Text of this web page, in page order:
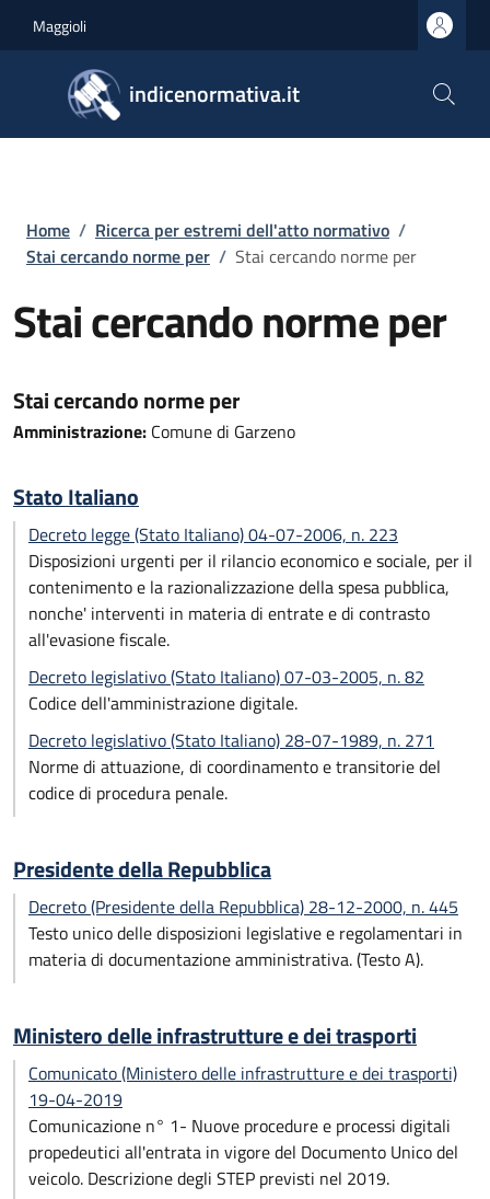
Maggioli
indicenormativa.it
Briciole di pane
Home / Ricerca per estremi dell'atto normativo /
Stai cercando norme per / Stai cercando norme per
Stai cercando norme per
Stai cercando norme per
Amministrazione: Comune di Garzeno
Stato Italiano
Decreto legge (Stato Italiano) 04-07-2006, n. 223
Disposizioni urgenti per il rilancio economico e sociale, per il
contenimento e la razionalizzazione della spesa pubblica,
nonche' interventi in materia di entrate e di contrasto
all'evasione fiscale.
Decreto legislativo (Stato Italiano) 07-03-2005, n. 82
Codice dell'amministrazione digitale.
Decreto legislativo (Stato Italiano) 28-07-1989, n. 271
Norme di attuazione, di coordinamento e transitorie del
codice di procedura penale.
Presidente della Repubblica
Decreto (Presidente della Repubblica) 28-12-2000, n. 445
Testo unico delle disposizioni legislative e regolamentari in
materia di documentazione amministrativa. (Testo A).
Ministero delle infrastrutture e dei trasporti
Comunicato (Ministero delle infrastrutture e dei trasporti)
19-04-2019
Comunicazione n° 1- Nuove procedure e processi digitali
propedeutici all'entrata in vigore del Documento Unico del
veicolo. Descrizione degli STEP previsti nel 2019.